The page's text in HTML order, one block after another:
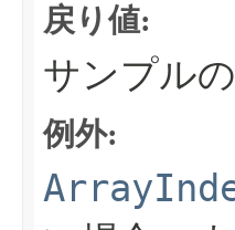
戻り値:
サンプルの
例外: